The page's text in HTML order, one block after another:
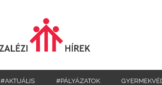
#AKTUÁLIS #PÁLYÁZATOK